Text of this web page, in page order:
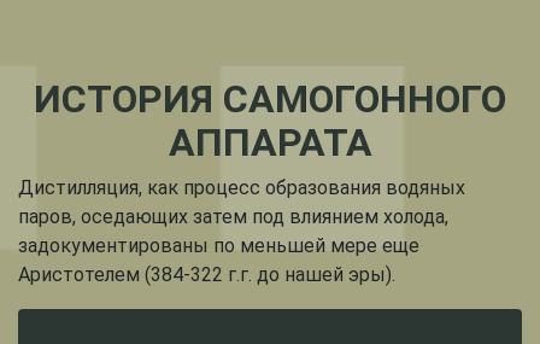
ИСТОРИЯ САМОГОННОГО
АППАРАТА
Дистилляция, как процесс образования водяных
паров, оседающих затем под влиянием холода,
задокументированы по меньшей мере еще
Аристотелем (384-322 г.г. до нашей эры).